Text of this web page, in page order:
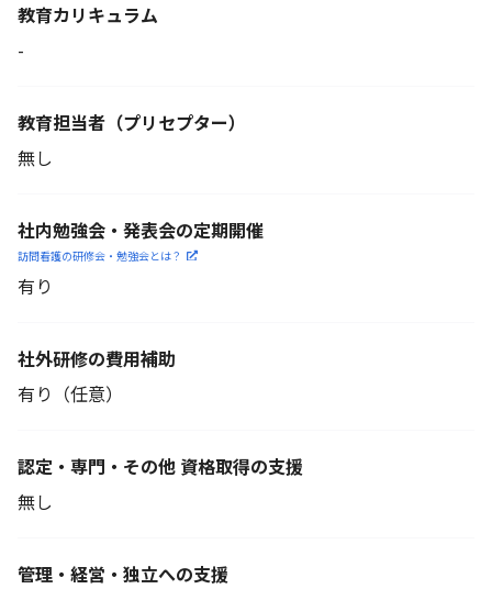
教育カリキュラム
-
教育担当者 （プリセプター）
無し
社内勉強会・発表会の定期開催
訪問看護の研修会・勉強会とは？
有り
社外研修の費用補助
有り（任意）
認定・専門・その他 資格取得の支援
無し
管理・経営・独立への支援